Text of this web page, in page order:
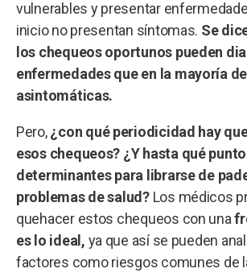
vulnerables y presentar
inicio no presentan síntomas. Se
los chequeos oportunos pueden
enfermedades que en la mayoría
asintomáticas.
Pero,¿con qué periodicidad hay
esos chequeos? ¿Y hasta qué
determinantes para librarse de
problemas de salud? Los médicos
quehacer estos chequeos con una
es lo ideal, ya que así se pueden
factores como riesgos comunes de